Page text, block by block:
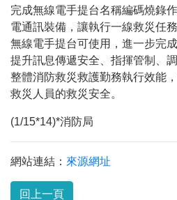
完成無線電手提台名稱編碼燒錄
電通訊裝備，讓執行一線救災任
無線電手提台可使用，進一步完
提升訊息傳遞安全、指揮管制、
整體消防救災救護勤務執行效能
救災人員的救災安全。
(1/15*14)*消防局
網站連結： 來源網址
回上一頁